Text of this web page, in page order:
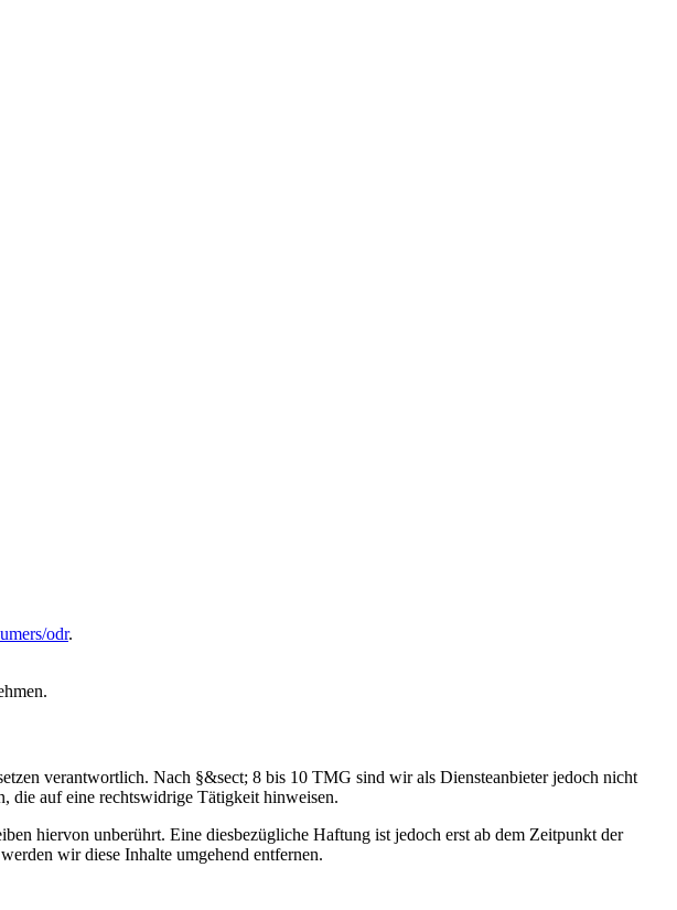
odr.
verantwortlich. Nach §&sect; 8 bis 10 TMG sind wir als Diensteanbieter jedoch nicht
die auf eine rechtswidrige Tätigkeit hinweisen.
hiervon unberührt. Eine diesbezügliche Haftung ist jedoch erst ab dem Zeitpunkt der
wir diese Inhalte umgehend entfernen.